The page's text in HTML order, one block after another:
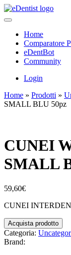
Home
Comparatore
eDentBot
Community
Login
Home » Prodotti »
SMALL BLU 50pz
CUNEI
SMALL
59,60€
CUNEI
Acquista prodotto
Categoria:
Brand: